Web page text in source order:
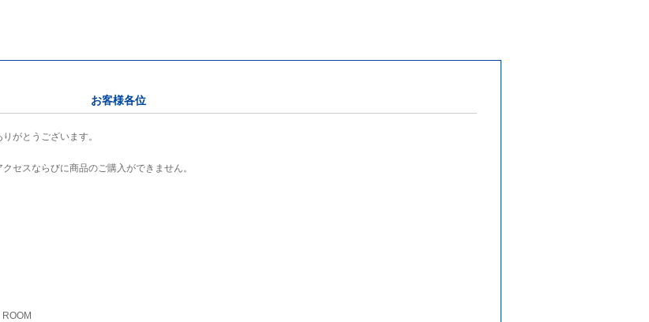
お客様各位
がとうございます。
セスならびに商品のご購入ができません。